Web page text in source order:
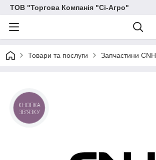
ТОВ "Торгова Компанія "Сі-Агро"
Товари та послуги Запчастини CNH
КНОПКА
ЗВ'ЯЗКУ